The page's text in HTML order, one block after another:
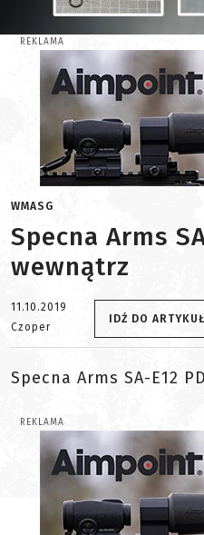
REKLAMA
WMASG
Specna Arms
wewnątrz
11.10.2019
Czoper
IDŹ DO
Specna Arms SA-E12
REKLAMA